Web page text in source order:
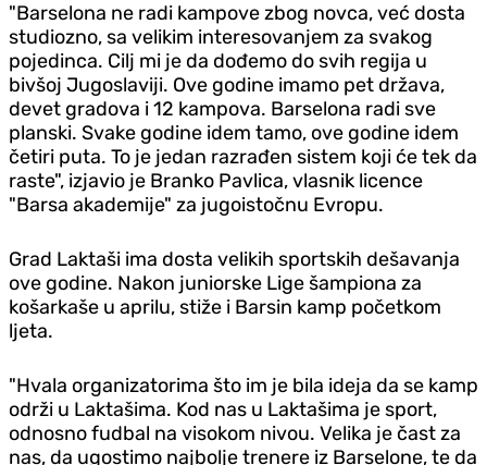
"Barselona ne radi kampove zbog novca, već dosta
studiozno, sa velikim interesovanjem za svakog
pojedinca. Cilj mi je da dođemo do svih regija u
bivšoj Jugoslaviji. Ove godine imamo pet država,
devet gradova i 12 kampova. Barselona radi sve
planski. Svake godine idem tamo, ove godine idem
četiri puta. To je jedan razrađen sistem koji će tek da
raste", izjavio je Branko Pavlica, vlasnik licence
"Barsa akademije" za jugoistočnu Evropu.
Grad Laktaši ima dosta velikih sportskih dešavanja
ove godine. Nakon juniorske Lige šampiona za
košarkaše u aprilu, stiže i Barsin kamp početkom
ljeta.
"Hvala organizatorima što im je bila ideja da se kamp
održi u Laktašima. Kod nas u Laktašima je sport,
odnosno fudbal na visokom nivou. Velika je čast za
nas, da ugostimo najbolje trenere iz Barselone, te da